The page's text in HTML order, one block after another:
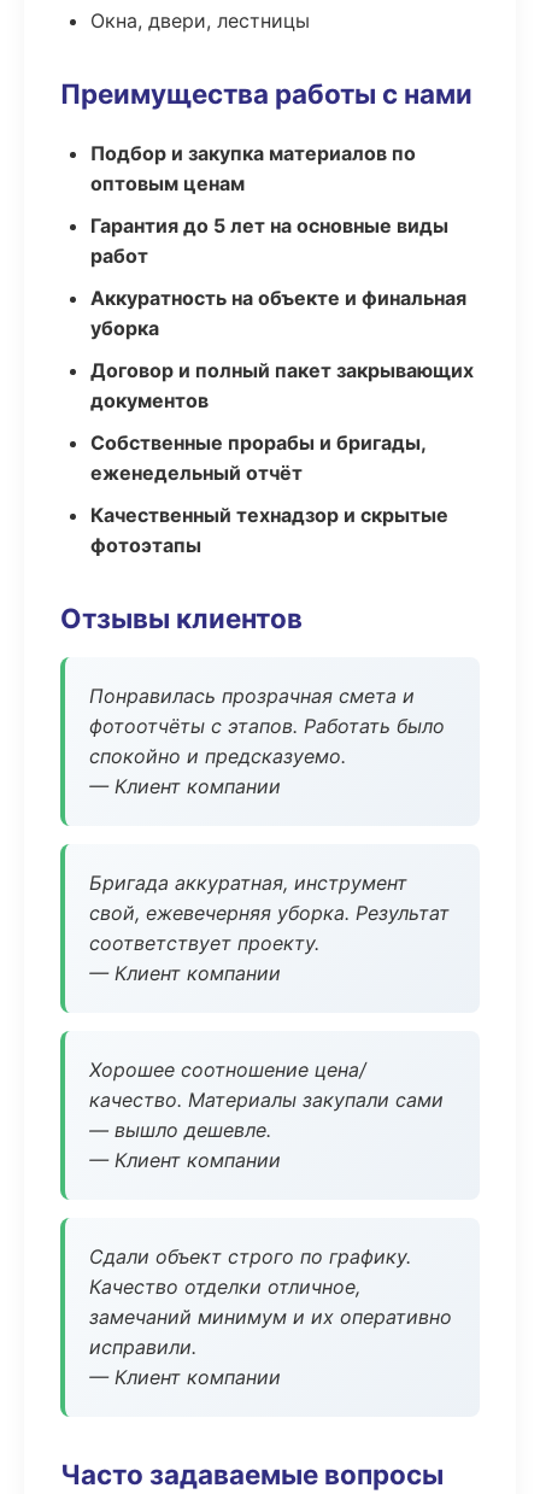
Окна, двери, лестницы
Преимущества работы с нами
Подбор и закупка материалов по
оптовым ценам
Гарантия до 5 лет на основные виды
работ
Аккуратность на объекте и финальная
уборка
Договор и полный пакет закрывающих
документов
Собственные прорабы и бригады,
еженедельный отчёт
Качественный технадзор и скрытые
фотоэтапы
Отзывы клиентов
Понравилась прозрачная смета и
фотоотчёты с этапов. Работать было
спокойно и предсказуемо.
— Клиент компании
Бригада аккуратная, инструмент
свой, ежевечерняя уборка. Результат
соответствует проекту.
— Клиент компании
Хорошее соотношение цена/
качество. Материалы закупали сами
— вышло дешевле.
— Клиент компании
Сдали объект строго по графику.
Качество отделки отличное,
замечаний минимум и их оперативно
исправили.
— Клиент компании
Часто задаваемые вопросы